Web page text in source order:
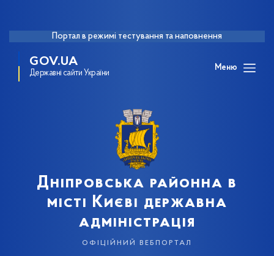
Портал в режимі тестування та наповнення
GOV.UA
Державні сайти України
Меню
Дніпровська районна в
місті Києві державна
адміністрація
офіційний вебпортал